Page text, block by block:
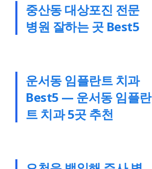
중산동 대상포진 전문
병원 잘하는 곳 Best5
운서동 임플란트 치과
Best5 — 운서동 임플란
트 치과 5곳 추천